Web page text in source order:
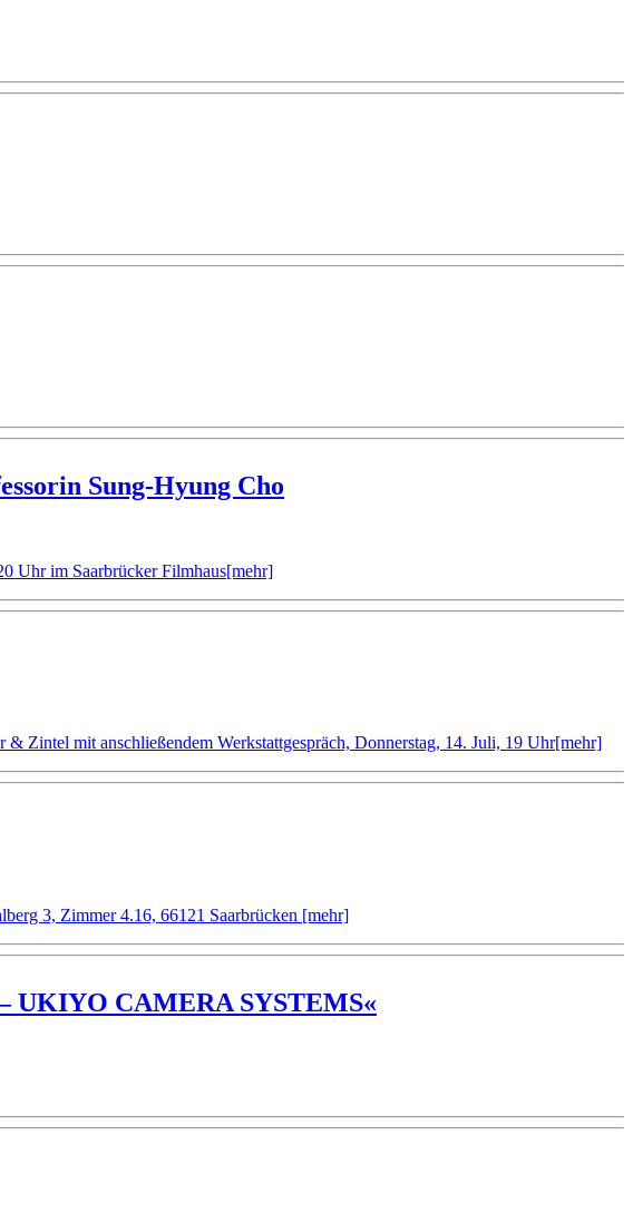
Sung-Hyung Cho
Uhr im Saarbrücker Filmhaus[mehr]
Zintel mit anschließendem Werkstattgespräch, Donnerstag, 14. Juli, 19 Uhr[mehr]
3, Zimmer 4.16, 66121 Saarbrücken [mehr]
UKIYO CAMERA SYSTEMS«